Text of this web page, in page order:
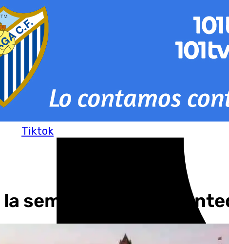
Tiktok
semana en 101TV